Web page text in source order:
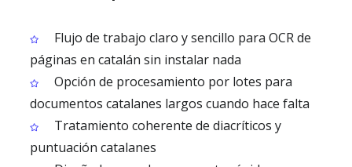
Flujo de trabajo claro y sencillo para OCR de
páginas en catalán sin instalar nada
Opción de procesamiento por lotes para
documentos catalanes largos cuando hace falta
Tratamiento coherente de diacríticos y
puntuación catalanes